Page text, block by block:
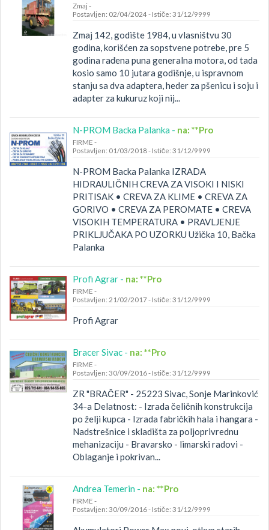
Zmaj -
Postavljen: 02/04/2024 - Ističe: 31/12/9999
Zmaj 142, godište 1984, u vlasništvu 30
godina, korišćen za sopstvene potrebe, pre 5
godina rađena puna generalna motora, od tada
kosio samo 10 jutara godišnje, u ispravnom
stanju sa dva adaptera, heder za pšenicu i soju i
adapter za kukuruz koji nij...
N-PROM Backa Palanka - na: **Pro
FIRME -
Postavljen: 01/03/2018- Ističe: 31/12/9999
N-PROM Backa Palanka IZRADA
HIDRAULIČNIH CREVA ZA VISOKI I NISKI
PRITISAK • CREVA ZA KLIME • CREVA ZA
GORIVO • CREVA ZA PEROMATE • CREVA
VISOKIH TEMPERATURA • PRAVLJENJE
PRIKLJUČAKA PO UZORKU Užička 10, Bačka
Palanka
Profi Agrar - na: **Pro
FIRME -
Postavljen: 21/02/2017- Ističe: 31/12/9999
Profi Agrar
Bracer Sivac - na: **Pro
FIRME -
Postavljen: 30/09/2016- Ističe: 31/12/9999
ZR "BRAČER" - 25223 Sivac, Sonje Marinković
34-a Delatnost: - Izrada čeličnih konstrukcija
po želji kupca - Izrada fabričkih hala i hangara -
Nadstrešnice i skladišta za poljoprivrednu
mehanizaciju - Bravarsko - limarski radovi -
Oblaganje i pokrivan...
Andrea Temerin - na: **Pro
FIRME -
Postavljen: 30/09/2016- Ističe: 31/12/9999